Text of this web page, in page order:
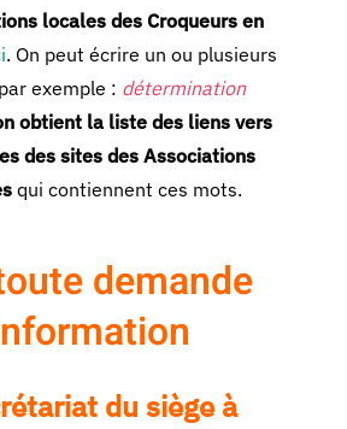
locales des Croqueurs en
. On peut écrire un ou plusieurs
exemple : détermination
obtient la liste des liens vers
des sites des Associations
qui contiennent ces mots.
demande
du siège à